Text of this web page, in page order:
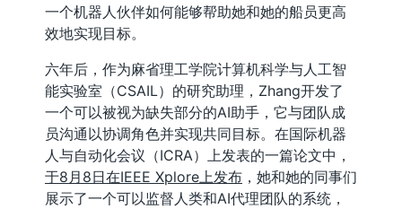
一个机器人伙伴如何能够帮助她和她的船员更高
效地实现目标。
六年后，作为麻省理工学院计算机科学与人工智
能实验室（CSAIL）的研究助理，Zhang开发了
一个可以被视为缺失部分的AI助手，它与团队成
员沟通以协调角色并实现共同目标。在国际机器
人与自动化会议（ICRA）上发表的一篇论文中，
于8月8日在IEEE Xplore上发布 ，她和她的同事们
展示了一个可以监督人类和AI代理团队的系统，